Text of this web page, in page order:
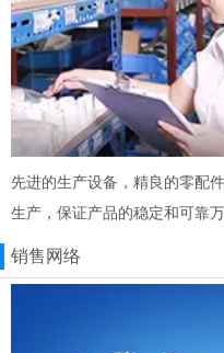
先进的生产设备，精良的零配
生产，保证产品的稳定和可靠万
销售网络